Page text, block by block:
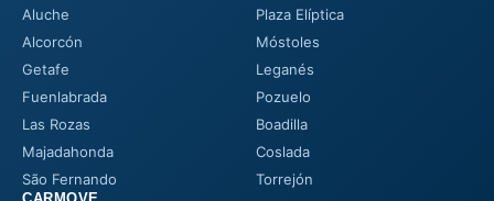
Aluche
Plaza Elíptica
Alcorcón
Móstoles
Getafe
Leganés
Fuenlabrada
Pozuelo
Las Rozas
Boadilla
Majadahonda
Coslada
São Fernando
Torrejón